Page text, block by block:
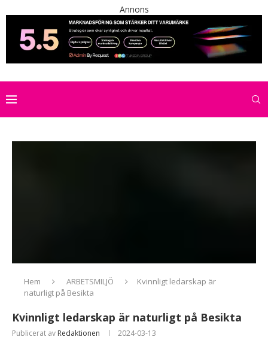
Annons
Hem ARBETSMILJÖ
Kvinnligt ledarskap är
naturligt på Besikta
Kvinnligt ledarskap är naturligt på Besikta
Publicerat av Redaktionen 2024-03-13